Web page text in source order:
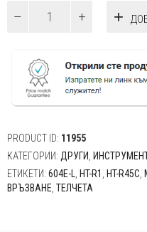
апарати
за
MAX
HT-
и
HT-
PRODUCT ID: 11955
КАТЕГОРИИ: ДРУГИ
ЕТИКЕТИ: 604E-L HT-R1 HT-R45C
ВРЪЗВАНЕ ТЕЛЧЕТА